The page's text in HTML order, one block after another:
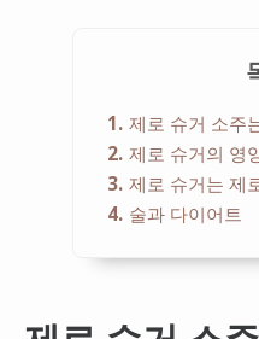
1 제로 슈거 소주
2 제로 슈거의 영
3 제로 슈거는 제
4 술과 다이어트